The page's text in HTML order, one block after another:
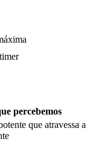
percebemos
que atravessa a